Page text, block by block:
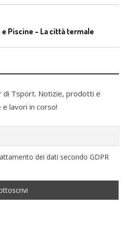
Piscine – La città termale
di Tsport. Notizie, prodotti e
lavori in corso!
dei dati secondo GDPR